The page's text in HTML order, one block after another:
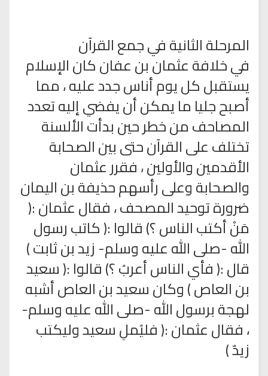
المرحلة الثانية في جمع القرآن
في خلافة عثمان بن عفان كان الإسلام
يستقبل كل يوم أناس جدد عليه ، مما
أصبح جليا ما يمكن أن يفضي إليه تعدد
المصاحف من خطر حين بدأت الألسنة
تختلف على القرآن حتى بين الصحابة
الأقدمين والأولين ، فقرر عثمان
والصحابة وعلى رأسهم حذيفة بن اليمان
ضرورة توحيد المصحف ، فقال عثمان :(
مَنْ أكتب الناس ؟) قالوا :( كاتب رسول
الله -صلى الله عليه وسلم- زيد بن ثابت )
قال :( فأي الناس أعربُ ؟) قالوا :( سعيد
بن العاص ) وكان سعيد بن العاص أشبه
لهجة برسول الله -صلى الله عليه وسلم-
، فقال عثمان :( فليُملِ سعيد وليكتب
زيدٌ )